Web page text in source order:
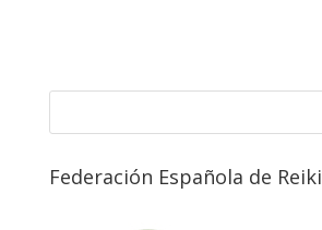
Federación Española de Reiki